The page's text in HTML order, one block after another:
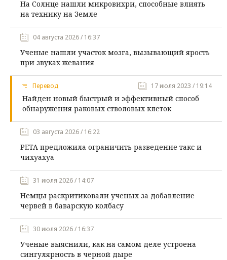
На Солнце нашли микровихри, способные влиять
на технику на Земле
04 августа 2026 / 16:37
Ученые нашли участок мозга, вызывающий ярость
при звуках жевания
Перевод 17 июля 2023 / 19:14
Найден новый быстрый и эффективный способ
обнаружения раковых стволовых клеток
03 августа 2026 / 16:22
PETA предложила ограничить разведение такс и
чихуахуа
31 июля 2026 / 14:07
Немцы раскритиковали ученых за добавление
червей в баварскую колбасу
30 июля 2026 / 16:37
Ученые выяснили, как на самом деле устроена
сингулярность в черной дыре